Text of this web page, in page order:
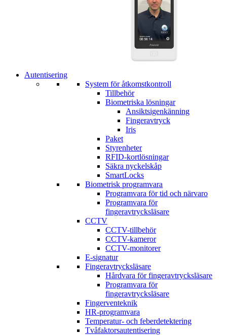
Autentisering
System för åtkomstkontroll
Tillbehör
Biometriska lösningar
Ansiktsigenkänning
Fingeravtryck
Iris
Paket
Styrenheter
RFID-kortlösningar
Säkra nyckelskåp
SmartLocks
Biometrisk programvara
Programvara för tid och närvaro
Programvara för
fingeravtrycksläsare
CCTV
CCTV-tillbehör
CCTV-kameror
CCTV-monitorer
E-signatur
Fingeravtrycksläsare
Hårdvara för fingeravtrycksläsare
Programvara för
fingeravtrycksläsare
Fingerventeknik
HR-programvara
Temperatur- och feberdetektering
Tvåfaktorsautentisering